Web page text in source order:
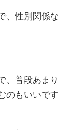
、性別関係な
、普段あまり
のもいいです